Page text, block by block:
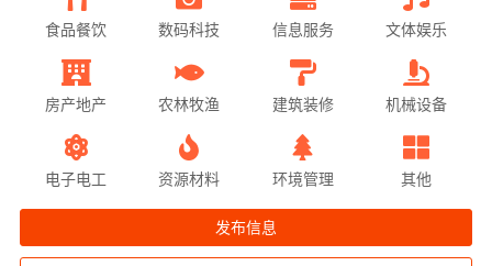
食品餐饮 数码科技 信息服务 文体娱乐
房产地产 农林牧渔 建筑装修 机械设备
电子电工 资源材料 环境管理 其他
发布信息